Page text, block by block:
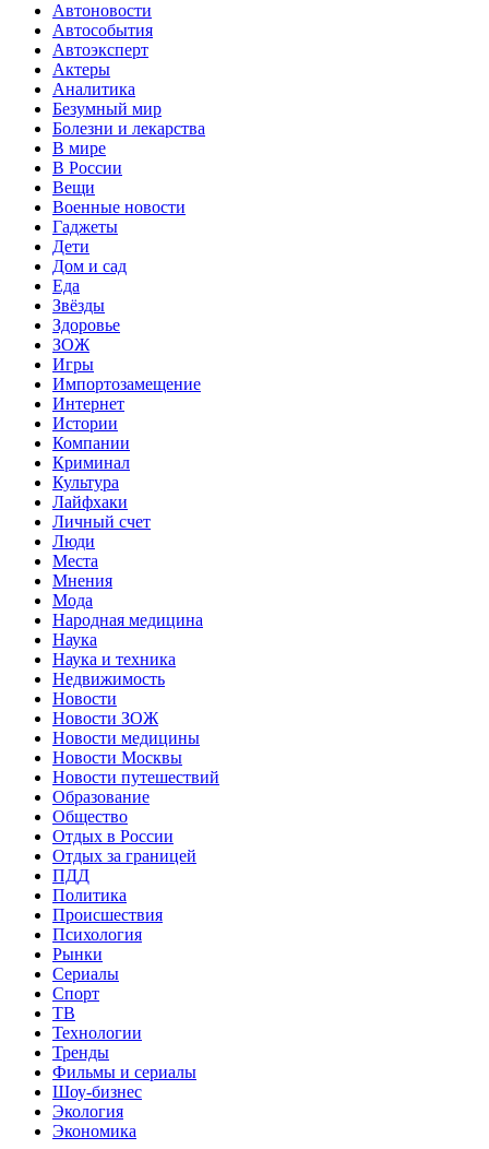
Автоновости
Автособытия
Автоэксперт
Актеры
Аналитика
Безумный мир
Болезни и лекарства
В мире
В России
Вещи
Военные новости
Гаджеты
Дети
Дом и сад
Еда
Звёзды
Здоровье
ЗОЖ
Игры
Импортозамещение
Интернет
Истории
Компании
Криминал
Культура
Лайфхаки
Личный счет
Люди
Места
Мнения
Мода
Народная медицина
Наука
Наука и техника
Недвижимость
Новости
Новости ЗОЖ
Новости медицины
Новости Москвы
Новости путешествий
Образование
Общество
Отдых в России
Отдых за границей
ПДД
Политика
Происшествия
Психология
Рынки
Сериалы
Спорт
ТВ
Технологии
Тренды
Фильмы и сериалы
Шоу-бизнес
Экология
Экономика